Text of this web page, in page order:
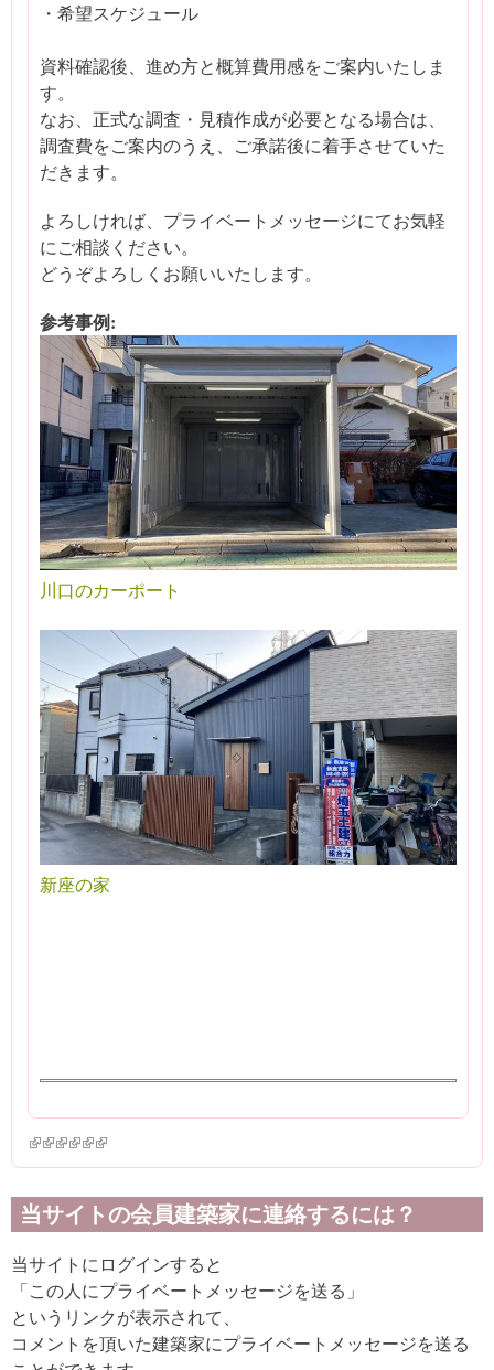
・希望スケジュール
資料確認後、進め方と概算費用感をご案内いたしま
す。
なお、正式な調査・見積作成が必要となる場合は、
調査費をご案内のうえ、ご承諾後に着手させていた
だきます。
よろしければ、プライベートメッセージにてお気軽
にご相談ください。
どうぞよろしくお願いいたします。
参考事例:
川口のカーポート
新座の家
(link is external)
(link is external)
(link is external)
(link is external)
(link is external)
(link is external)
当サイトの会員建築家に連絡するには？
当サイトにログインすると
「この人にプライベートメッセージを送る」
というリンクが表示されて、
コメントを頂いた建築家にプライベートメッセージを送る